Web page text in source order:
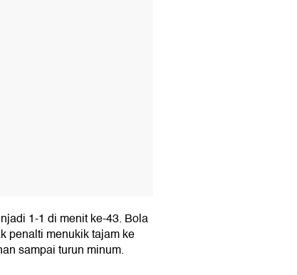
1-1 di menit ke-43. Bola
penalti menukik tajam ke
sampai turun minum.